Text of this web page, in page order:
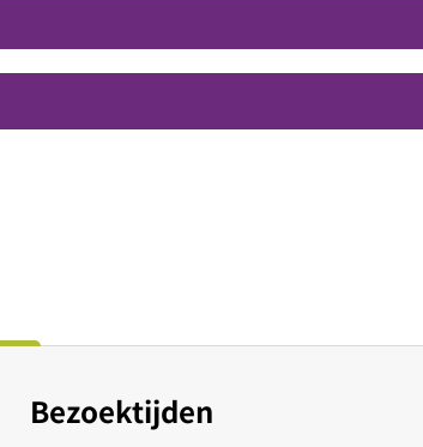
Bezoektijden